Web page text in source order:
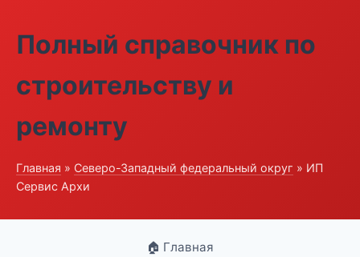
Полный справочник по
строительству и
ремонту
Главная » Северо-Западный федеральный округ » ИП
Сервис Архи
🏠 Главная